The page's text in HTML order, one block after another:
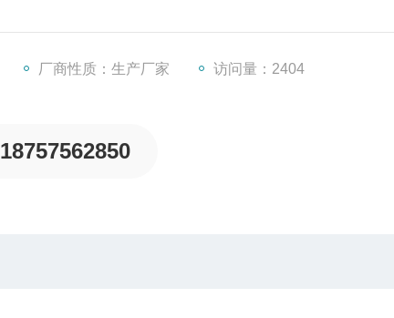
厂商性质：生产厂家 访问量：2404
18757562850